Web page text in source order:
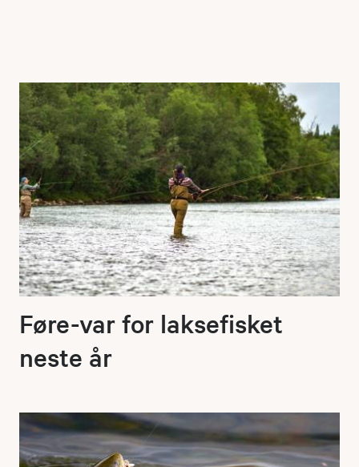
Føre-var for laksefisket
neste år